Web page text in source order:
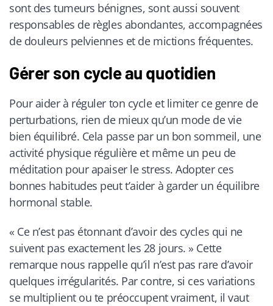
sont des tumeurs bénignes, sont aussi souvent
responsables de règles abondantes, accompagnées
de douleurs pelviennes et de mictions fréquentes.
Gérer son cycle au quotidien
Pour aider à réguler ton cycle et limiter ce genre de
perturbations, rien de mieux qu’un mode de vie
bien équilibré. Cela passe par un bon sommeil, une
activité physique régulière et même un peu de
méditation pour apaiser le stress. Adopter ces
bonnes habitudes peut t’aider à garder un équilibre
hormonal stable.
« Ce n’est pas étonnant d’avoir des cycles qui ne
suivent pas exactement les 28 jours. » Cette
remarque nous rappelle qu’il n’est pas rare d’avoir
quelques irrégularités. Par contre, si ces variations
se multiplient ou te préoccupent vraiment, il vaut